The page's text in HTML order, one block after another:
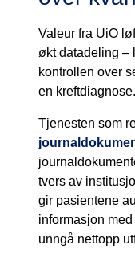
Valeur fra UiO
økt datadeling –
kontrollen over
en kreftdiagnose.
Tjenesten som
tvers av
gir pasientene
informasjon
unngå nettopp